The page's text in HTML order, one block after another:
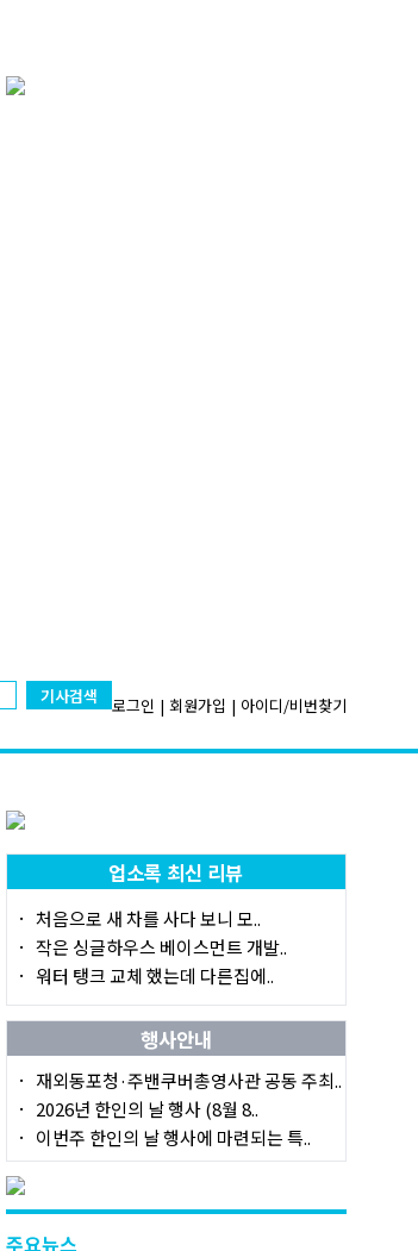
기사검색 로그인 | 회원가입 | 아이디/비번찾기
업소록 최신 리뷰
처음으로 새 차를 사다 보니 모..
작은 싱글하우스 베이스먼트 개발..
워터 탱크 교체 했는데 다른집에..
행사안내
재외동포청·주밴쿠버총영사관 공동 주최..
2026년 한인의 날 행사 (8월 8..
이번주 한인의 날 행사에 마련되는 특..
주요뉴스